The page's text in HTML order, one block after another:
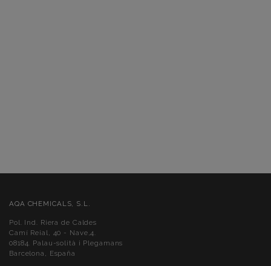
AQA CHEMICALS, S.L.
Pol. Ind. Riera de Caldes
Camí Reial, 40 - Nave,4.
08184. Palau-solità i Plegamans
Barcelona, España